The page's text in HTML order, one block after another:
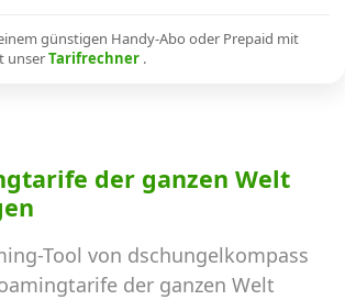
günstigen Handy-Abo oder Prepaid mit
unserTarifrechner .
der ganzen Welt
Tool von dschungelkompass
der ganzen Welt